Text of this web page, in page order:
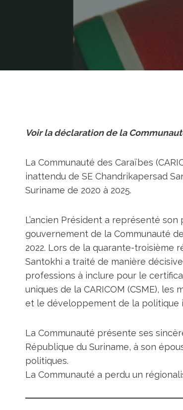
Voir la déclaration de la
La Communauté des Caraïbes
inattendu de SE Chandrikapersad
Suriname de 2020 à 2025.
L’ancien Président a représenté
gouvernement de la Communauté
2022. Lors de la quarante-troisième
Santokhi a traité de manière
professions à inclure pour le
uniques de la CARICOM (CSME),
et le développement de la politique
La Communauté présente ses
République du Suriname, à son
politiques.
La Communauté a perdu un